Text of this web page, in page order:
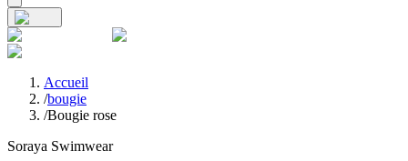
Accueil
/bougie
/Bougie rose
Soraya Swimwear